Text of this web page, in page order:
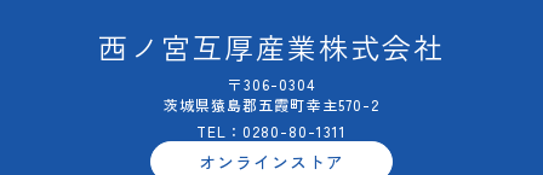
西ノ宮互厚産業株式会社
〒306-0304
茨城県猿島郡五霞町幸主570-2
TEL：0280-80-1311
オンラインストア